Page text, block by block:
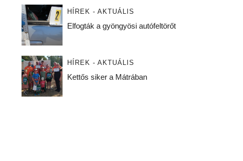
HÍREK - AKTUÁLIS
Elfogták a gyöngyösi autófeltörőt
HÍREK - AKTUÁLIS
Kettős siker a Mátrában